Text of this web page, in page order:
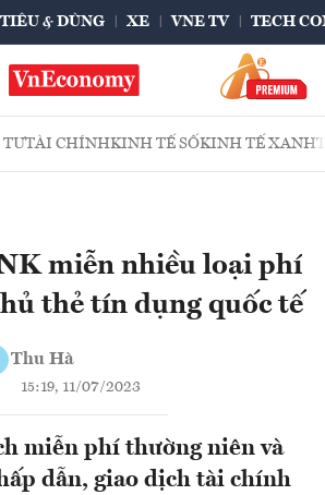
TIÊU & DÙNG XE VNE TV TECH
TƯTÀI CHÍNHKINH TẾ SỐKINH TẾ XANH
miễn nhiều loại phí
thẻ tín dụng quốc tế
Thu Hà
15:19, 11/07/2023
miễn phí thường niên và
dẫn, giao dịch tài chính